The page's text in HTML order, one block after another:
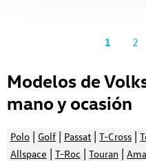
1 2
Modelos de
mano y ocasión
Polo | Golf | Passat | T-Cross |
Allspace | T-Roc | Touran |